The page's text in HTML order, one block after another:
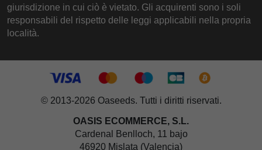
giurisdizione in cui ciò è vietato. Gli acquirenti sono i soli
responsabili del rispetto delle leggi applicabili nella propria
località.
© 2013-2026 Oaseeds. Tutti i diritti riservati.
OASIS ECOMMERCE, S.L.
Cardenal Benlloch, 11 bajo
46920 Mislata (Valencia)